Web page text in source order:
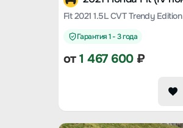
Fit 2021 1.5L CVT Trendy Edition
Гарантия 1 - 3 года
от1 467 600₽